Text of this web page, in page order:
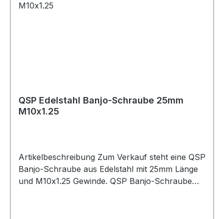
QSP Edelstahl Banjo-Schraube 25mm
M10x1.25
Artikelbeschreibung Zum Verkauf steht eine QSP
Banjo-Schraube aus Edelstahl mit 25mm Länge
und M10x1.25 Gewinde. QSP Banjo-Schraube